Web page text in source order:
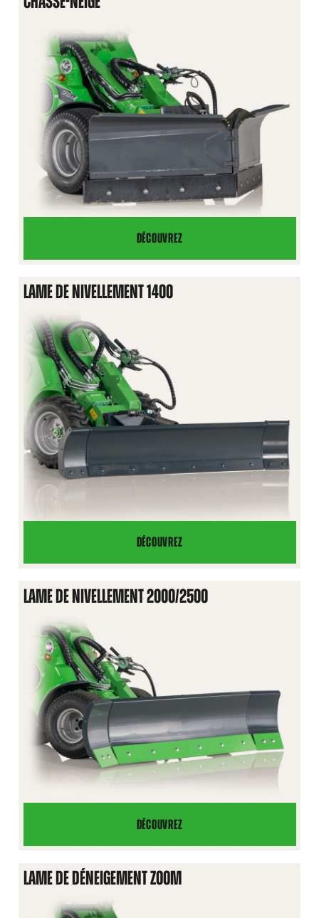
DÉCOUVREZ
CHASSE-
NEIGE
LAME DE NIVELLEMENT 1400
DÉCOUVREZ
LAME
DE
NIVELLEMENT
1400
LAME DE NIVELLEMENT 2000/2500
DÉCOUVREZ
LAME
DE
NIVELLEMENT
2000/2500
LAME DE DÉNEIGEMENT ZOOM